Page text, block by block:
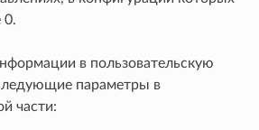
0.
в пользовательскую
параметры в
части: